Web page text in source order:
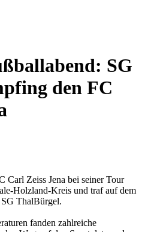
SG
den FC
Carl Zeiss Jena bei seiner Tour
Holzland-Kreis und traf auf dem
ThalBürgel.
fanden zahlreiche